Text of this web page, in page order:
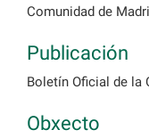
Comunidad de
Publicación
Boletín Oficial de la
Obxecto